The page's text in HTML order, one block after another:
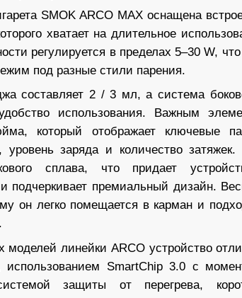
SMOK ARCO MAX оснащена
хватает на длительное
регулируется в пределах 5–30 W,
под разные стили парения.
составляет 2 / 3 мл, а система
использования. Важным
который отображает ключевые
уровень заряда и количество затяжек.
сплава, что придает
подчеркивает премиальный дизайн.
он легко помещается в карман и
линейки ARCO устройство
использованием SmartChip 3.0 с
защиты от перегрева,